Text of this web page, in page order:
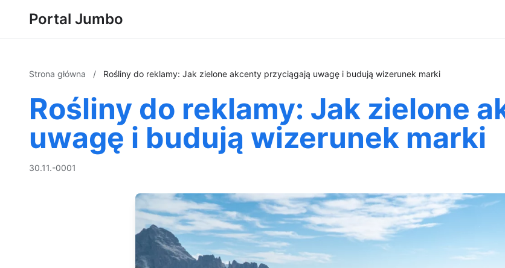
Portal Jumbo
Strona główna / Rośliny do reklamy: Jak zielone akcenty przyciągają uwagę i budują wizerunek marki
Rośliny do reklamy: Jak zielone
uwagę i budują wizerunek marki
30.11.-0001